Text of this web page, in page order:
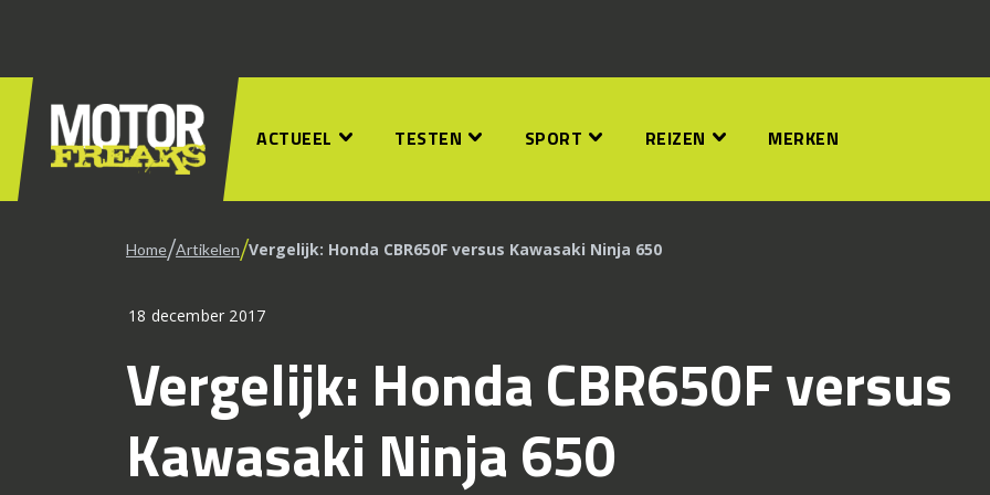
ACTUEEL TESTEN SPORT REIZEN MERKEN
Home/Artikelen/Vergelijk: Honda CBR650F versus Kawasaki Ninja 650
18 december 2017
Vergelijk: Honda CBR650F versus
Kawasaki Ninja 650